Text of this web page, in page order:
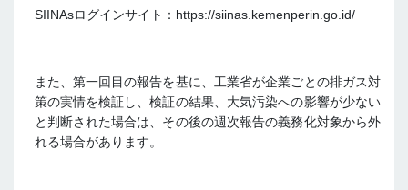
SIINAsログインサイト：https://siinas.kemenperin.go.id/
また、第一回目の報告を基に、工業省が企業ごとの排ガス対
策の実情を検証し、検証の結果、大気汚染への影響が少ない
と判断された場合は、その後の週次報告の義務化対象から外
れる場合があります。